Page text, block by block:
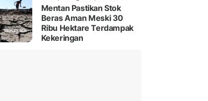
Mentan Pastikan Stok
Beras Aman Meski 30
Ribu Hektare Terdampak
Kekeringan